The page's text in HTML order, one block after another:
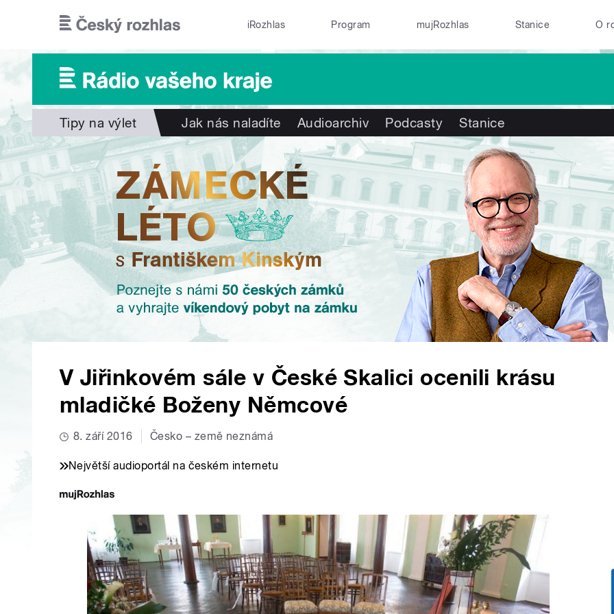
iRozhlas Program mujRozhlas Stanice O
Tipy na výlet Jak nás naladíte Audioarchiv Podcasty Stanice
V Jiřinkovém sále v České Skalici ocenili krásu
mladičké Boženy Němcové
8. září 2016 Česko – země neznámá
Největší audioportál na českém internetu